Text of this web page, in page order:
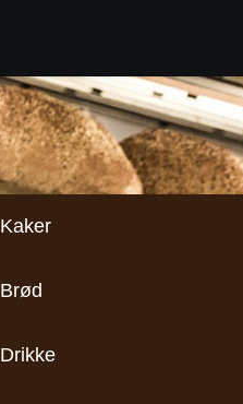
Kaker
Brød
Drikke